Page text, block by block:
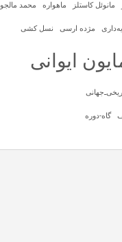
مانوئل کاستلز ماهواره‌ محمد مالجو
مژده ارسی نسل کشی
ایوانی
گاه-دوره